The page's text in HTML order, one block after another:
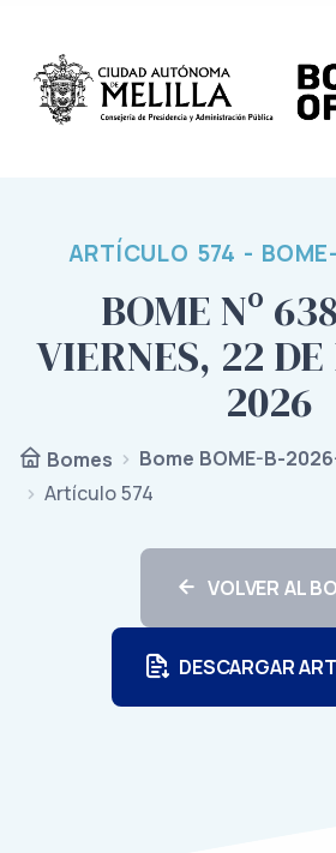
ARTÍCULO 574 -
BOME Nº
VIERNES, 22 DE
2026
Bomes
Bome BOME-B-
Artículo 574
VOLVER AL
DESCARGAR